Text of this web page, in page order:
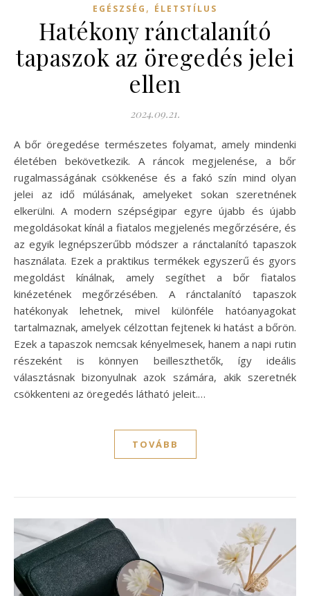
EGÉSZSÉG , ÉLETSTÍLUS
Hatékony ránctalanító
tapaszok az öregedés jelei
ellen
2024.09.21.
A bőr öregedése természetes folyamat, amely mindenki
életében bekövetkezik. A ráncok megjelenése, a bőr
rugalmasságának csökkenése és a fakó szín mind olyan
jelei az idő múlásának, amelyeket sokan szeretnének
elkerülni. A modern szépségipar egyre újabb és újabb
megoldásokat kínál a fiatalos megjelenés megőrzésére, és
az egyik legnépszerűbb módszer a ránctalanító tapaszok
használata. Ezek a praktikus termékek egyszerű és gyors
megoldást kínálnak, amely segíthet a bőr fiatalos
kinézetének megőrzésében. A ránctalanító tapaszok
hatékonyak lehetnek, mivel különféle hatóanyagokat
tartalmaznak, amelyek célzottan fejtenek ki hatást a bőrön.
Ezek a tapaszok nemcsak kényelmesek, hanem a napi rutin
részeként is könnyen beilleszthetők, így ideális
választásnak bizonyulnak azok számára, akik szeretnék
csökkenteni az öregedés látható jeleit.…
TOVÁBB